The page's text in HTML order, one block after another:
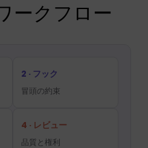
ークフロー
2 · フック
冒頭の約束
4 · レビュー
品質と権利